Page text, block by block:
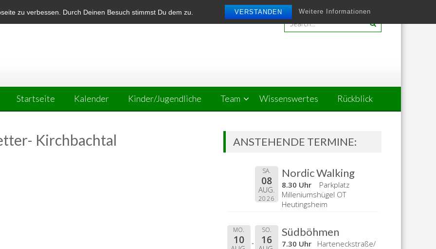
zu verbessen. Durch Deinen Besuch stimmst Du dem zu. VERSTANDEN Weitere Informationen
Startseite Kalender Kinder/Jugendliche Team Wissenswertes Rückblick
Kirchbachtal ANSTEHENDE TERMINE:
SA.
08
AUG.
2026
Nordic Walking
8.30 Uhr
Parkplatz
Milleniumshügel OT
Heutingsheim
MO.
10
SO.
16
Südböhmen
7.30 Uhr
Harteneckstraße/